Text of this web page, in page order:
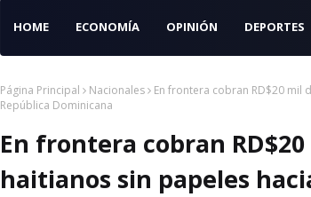
HOME ECONOMÍA OPINIÓN DEPORTES
Página Principal Nacionales
En frontera cobran RD$20 mil
República Dominicana
En frontera cobran
haitianos sin papeles